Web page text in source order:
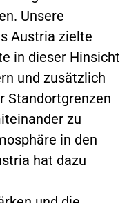
Unsere
Austria zielte
in dieser Hinsicht
und zusätzlich
Standortgrenzen
zu
in den
hat dazu